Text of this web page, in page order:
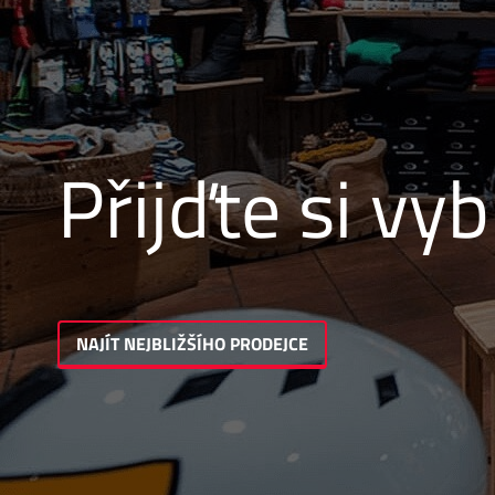
Přijďte si
NAJÍT NEJBLIŽŠÍHO PRODEJCE